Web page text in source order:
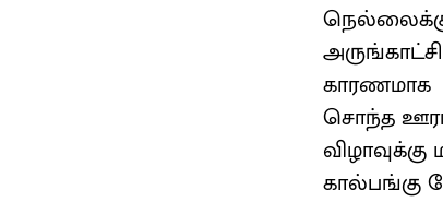
காரணமாக
சொந்த
கால்பங்கு